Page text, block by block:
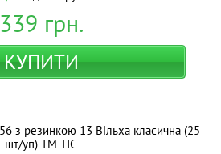
339 грн.
КУПИТИ
з резинкою 13 Вільха класична (25
шт/уп) ТМ ТІС